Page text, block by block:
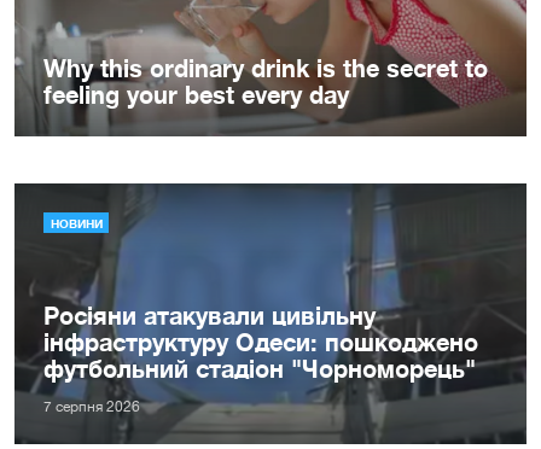
НОВИНИ
Росіяни атакували цивільну
інфраструктуру Одеси: пошкоджено
футбольний стадіон "Чорноморець"
7 серпня 2026